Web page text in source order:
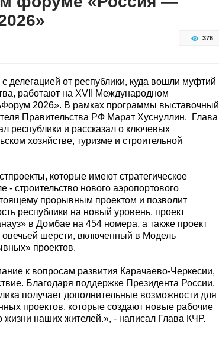
376
делегацией от республики, куда вошли муфтий
работают на XVII Международном
2026». В рамках программы выставочный
Правительства РФ Марат Хуснуллин. Глава
республики и рассказал о ключевых
хозяйстве, туризме и строительной
которые имеют стратегическое
- строительство нового аэропортового
прорывным проектом и позволит
республики на новый уровень, проект
в Домбае на 454 номера, а также проект
овечьей шерсти, включенный в Модель
проектов.
к вопросам развития Карачаево-Черкесии,
Благодаря поддержке Президента России,
получает дополнительные возможности для
проектов, которые создают новые рабочие
наших жителей.», - написал Глава КЧР.